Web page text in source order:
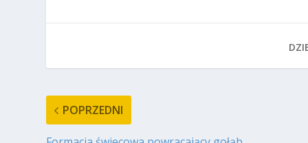
POPRZEDNI